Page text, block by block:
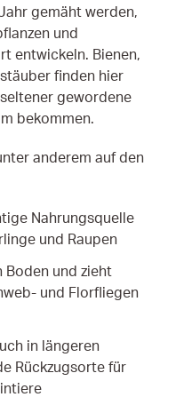
gemäht werden,
und
entwickeln. Bienen,
finden hier
gewordene
bekommen.
anderem auf den
Nahrungsquelle
und Raupen
Boden und zieht
und Florfliegen
in längeren
Rückzugsorte für